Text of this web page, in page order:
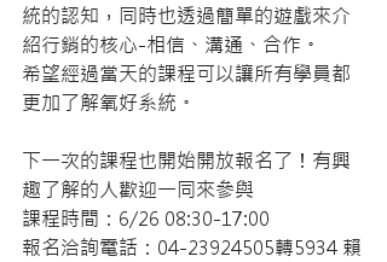
統的認知，同時也透過簡單的遊戲來介
紹行銷的核心-相信、溝通、合作。
希望經過當天的課程可以讓所有學員都
更加了解氧好系統。
下一次的課程也開始開放報名了！有興
趣了解的人歡迎一同來參與
課程時間：6/26 08:30-17:00
報名洽詢電話：04-23924505轉5934 賴